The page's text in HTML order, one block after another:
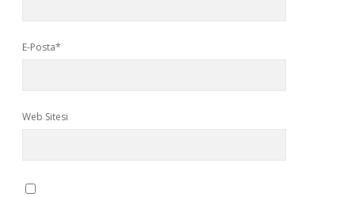
E-Posta*
Web Sitesi